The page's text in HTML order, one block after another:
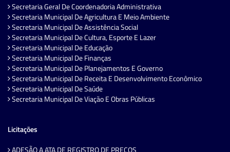
Secretaria Geral De Coordenadoria Administrativa
Secretaria Municipal De Agricultura E Meio Ambiente
Secretaria Municipal De Assistência Social
Secretaria Municipal De Cultura, Esporte E Lazer
Secretaria Municipal De Educação
Secretaria Municipal De Finanças
Secretaria Municipal De Planejamentos E Governo
Secretaria Municipal De Receita E Desenvolvimento Econômico
Secretaria Municipal De Saúde
Secretaria Municipal De Viação E Obras Públicas
Licitações
ADESÃO A ATA DE REGISTRO DE PREÇOS